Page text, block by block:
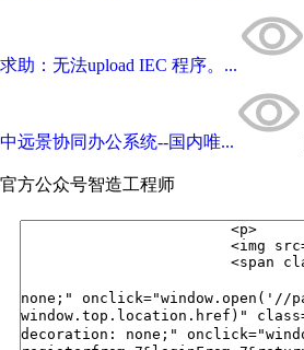
求助：无法upload IEC 程序。...
中远景协同办公系统--国内唯...
官方公众号智造工程师